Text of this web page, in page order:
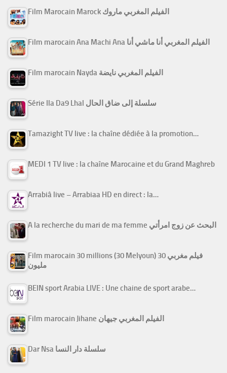
Film Marocain Marock الفيلم المغربي ماروك
Film marocain Ana Machi Ana الفيلم المغربي أنا ماشي أنا
Film marocain Nayda الفيلم المغربي نايضة
Série Ila Da9 Lhal سلسلة إلى ضاق الحال
Tamazight TV live : la chaîne dédiée à la promotion…
MEDI 1 TV live : la chaîne Marocaine et du Grand Maghreb
Arrabiâ live – Arrabiaa HD en direct : la…
A la recherche du mari de ma femme البحث عن زوج امرأتي
Film marocain 30 millions (30 Melyoun) فيلم مغربي 30
مليون
BEIN sport Arabia LIVE : Une chaine de sport arabe…
Film marocain Jihane الفيلم المغربي جيهان
Dar Nsa سلسلة دار النسا